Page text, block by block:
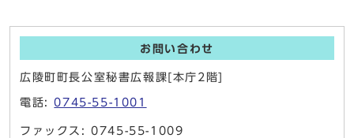
お問い合わせ
広陵町町長公室秘書広報課[本庁2階]
電話:0745-55-1001
ファックス: 0745-55-1009